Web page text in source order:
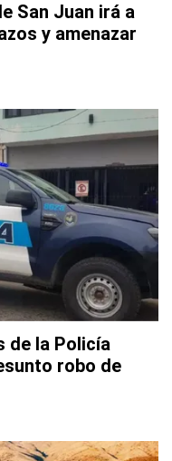
San Juan irá a
y amenazar
de la Policía
robo de